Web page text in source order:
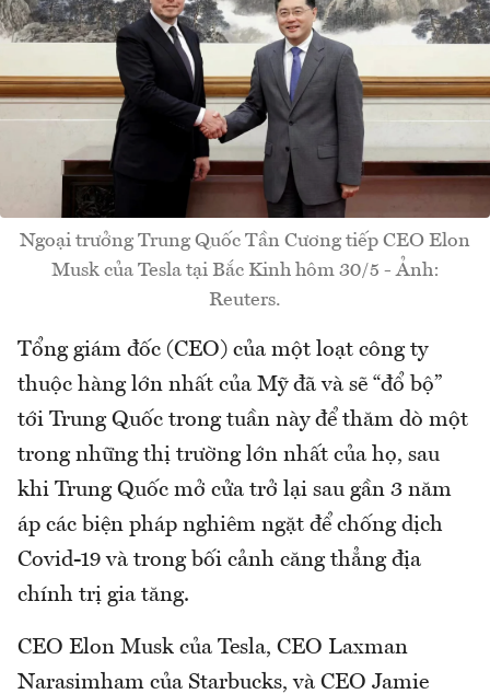
Ngoại trưởng Trung Quốc Tần Cương tiếp CEO Elon
Musk của Tesla tại Bắc Kinh hôm 30/5 - Ảnh:
Reuters.
Tổng giám đốc (CEO) của một loạt công ty
thuộc hàng lớn nhất của Mỹ đã và sẽ “đổ bộ”
tới Trung Quốc trong tuần này để thăm dò một
trong những thị trường lớn nhất của họ, sau
khi Trung Quốc mở cửa trở lại sau gần 3 năm
áp các biện pháp nghiêm ngặt để chống dịch
Covid-19 và trong bối cảnh căng thẳng địa
chính trị gia tăng.
CEO Elon Musk của Tesla, CEO Laxman
Narasimham của Starbucks, và CEO Jamie